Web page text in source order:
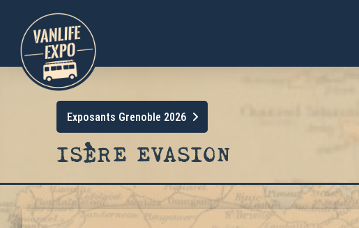
Exposants Grenoble 2026
ISÈRE EVASION